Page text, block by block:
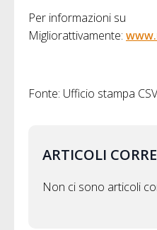
Per informazioni su
Migliorattivamente:
Fonte: Ufficio stampa
ARTICOLI
Non ci sono articoli